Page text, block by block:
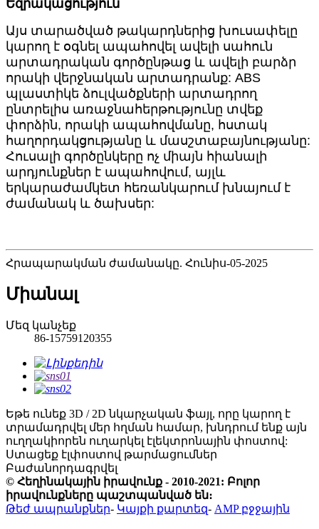
Եզրակացություն
Այս տարածված թակարդներից խուսափելը
կարող է օգնել ապահովել ավելի սահուն
արտադրական գործընթաց և ավելի բարձր
որակի վերջնական արտադրանք: ABS
պլաստիկե ձուլվածքների արտադրող
ընտրելիս առաջնահերթությունը տվեք
փորձին, որակի ապահովմանը, հստակ
հաղորդակցությանը և մասշտաբայնությանը:
Հուսալի գործընկերը ոչ միայն հիանալի
արդյունքներ է ապահովում, այլև
երկարաժամկետ հեռանկարում խնայում է
ժամանակ և ծախսեր:
Հրապարակման ժամանակը. Հունիս-05-2025
Միանալ
Մեզ կանչեք
86-15759120355
Եթե ​​​​ունեք 3D / 2D նկարչական ֆայլ, որը կարող է
տրամադրվել մեր հղման համար, խնդրում ենք այն
ուղղակիորեն ուղարկել էլեկտրոնային փոստով:
Ստացեք էլփոստով թարմացումներ
Բաժանորդագրվել
© Հեղինակային իրավունք - 2010-2021: Բոլոր
իրավունքները պաշտպանված են։
Թեժ ապրանքներ- Կայքի քարտեզ- AMP բջջային